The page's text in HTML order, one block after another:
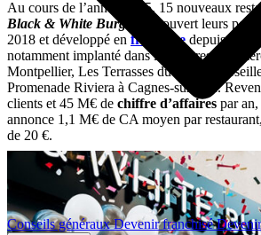
Conseils générauxDevenir franchisé
Au cours de l’année 2025, 15 nouveaux
Black & White Burger
ont ouvert leurs
2018 et développé en franchisedepuis 2019,
notamment implanté dans les centres
Montpellier, Les Terrasses du Port à
Promenade Riviera à Cagnes-sur-Mer.
clients et 45 M€ de chiffre d’affaires par
annonce 1,1 M€ de CA moyen par
de 20 €.